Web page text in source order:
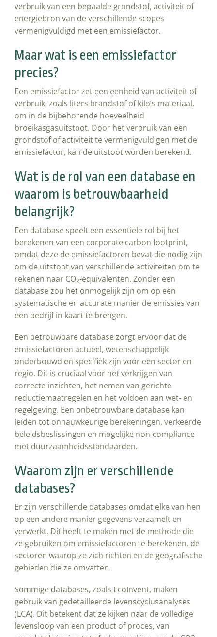
verbruik van een bepaalde grondstof, activiteit of
energiebron van de verschillende scopes
vermenigvuldigd met een emissiefactor.
Maar wat is een emissiefactor
precies?
Een emissiefactor zet een eenheid van activiteit of
verbruik, zoals liters brandstof of kilo’s materiaal,
om in de bijbehorende hoeveelheid
broeikasgasuitstoot. Door het verbruik van een
grondstof of activiteit te vermenigvuldigen met de
emissiefactor, kan de uitstoot worden berekend.
Wat is de rol van een database en
waarom is betrouwbaarheid
belangrijk?
Een database speelt een essentiële rol bij het
berekenen van een corporate carbon footprint,
omdat deze de emissiefactoren bevat die nodig zijn
om de uitstoot van verschillende activiteiten om te
rekenen naar CO2-equivalenten. Zonder een
database zou het onmogelijk zijn om op een
systematische en accurate manier de emissies van
een bedrijf in kaart te brengen.
Een betrouwbare database zorgt ervoor dat de
emissiefactoren actueel, wetenschappelijk
onderbouwd en specifiek zijn voor een sector en
regio. Dit is cruciaal voor het verkrijgen van
correcte inzichten, het nemen van gerichte
reductiemaatregelen en het voldoen aan wet- en
regelgeving. Een onbetrouwbare database kan
leiden tot onnauwkeurige berekeningen, verkeerde
beleidsbeslissingen en mogelijke non-compliance
met duurzaamheidsstandaarden.
Waarom zijn er verschillende
databases?
Er zijn verschillende databases omdat elke van hen
op een andere manier gegevens verzamelt en
verwerkt. Dit heeft te maken met de methode die
ze gebruiken om emissiefactoren te berekenen, de
sectoren waarop ze zich richten en de geografische
gebieden die ze omvatten.
Sommige databases, zoals EcoInvent, maken
gebruik van gedetailleerde levenscyclusanalyses
(LCA). Dit betekent dat ze kijken naar de volledige
levensloop van een product of proces, van